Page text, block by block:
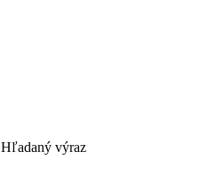
Hľadaný výraz